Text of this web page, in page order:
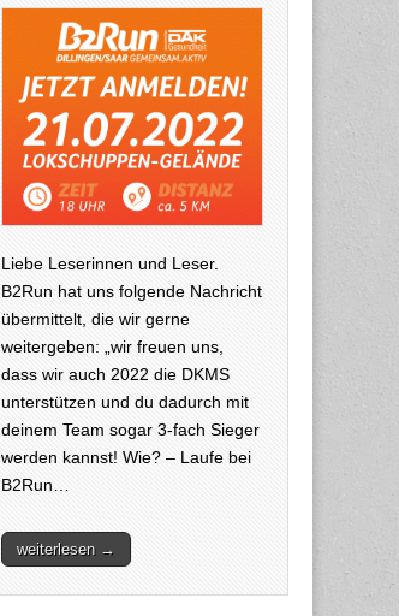
Liebe Leserinnen und Leser.
B2Run hat uns folgende Nachricht
übermittelt, die wir gerne
weitergeben: „wir freuen uns,
dass wir auch 2022 die DKMS
unterstützen und du dadurch mit
deinem Team sogar 3-fach Sieger
werden kannst! Wie? – Laufe bei
B2Run…
weiterlesen →